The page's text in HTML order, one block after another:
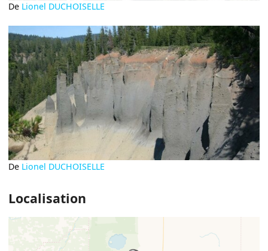
De Lionel DUCHOISELLE
De Lionel DUCHOISELLE
Localisation